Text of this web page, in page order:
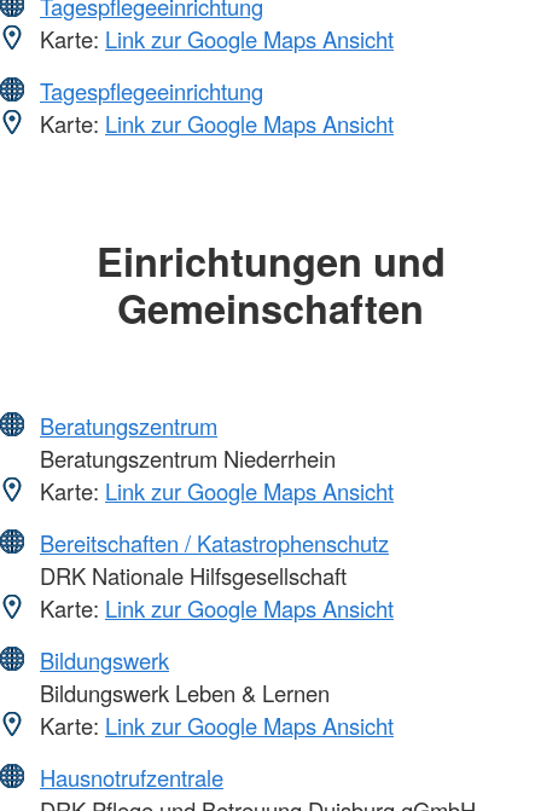
Karte: Link zur Google Maps Ansicht
Tagespflegeeinrichtung
Karte: Link zur Google Maps Ansicht
Einrichtungen und
Gemeinschaften
Beratungszentrum
Beratungszentrum Niederrhein
Karte: Link zur Google Maps Ansicht
Bereitschaften / Katastrophenschutz
DRK Nationale Hilfsgesellschaft
Karte: Link zur Google Maps Ansicht
Bildungswerk
Bildungswerk Leben & Lernen
Karte: Link zur Google Maps Ansicht
Hausnotrufzentrale